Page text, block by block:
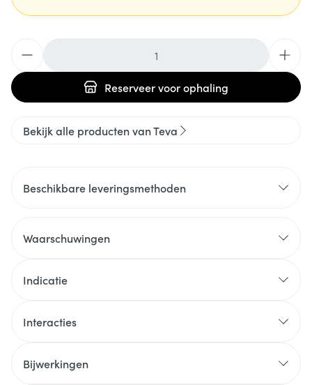
Reserveervoor ophaling
Bekijk alle producten van Teva
Beschikbare leveringsmethoden
Waarschuwingen
Indicatie
Interacties
Bijwerkingen